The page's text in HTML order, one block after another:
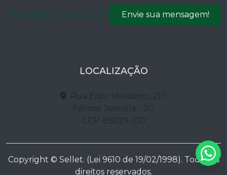
vendas@luftmaxi.com.br Envie sua mensagem!
LOCALIZAÇÃO
Rua Érico Veríssimo, 210
Fátima, Joinville - SC
CEP: 89229-210
Copyright © Sellet. (Lei 9610 de 19/02/1998). Todos os
direitos reservados.